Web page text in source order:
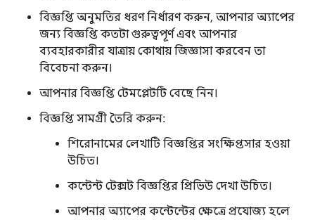
বিজ্ঞপ্তি অনুমতির ধরণ নির্ধারণ করুন, আপনার অ্যাপের
জন্য বিজ্ঞপ্তি কতটা গুরুত্বপূর্ণ এবং আপনার
ব্যবহারকারীর যাত্রায় কোথায় জিজ্ঞাসা করবেন তা
বিবেচনা করুন।
আপনার বিজ্ঞপ্তি টেমপ্লেটটি বেছে নিন।
বিজ্ঞপ্তি সামগ্রী তৈরি করুন:
শিরোনামের লেখাটি বিজ্ঞপ্তির সংক্ষিপ্তসার হওয়া
উচিত।
কন্টেন্ট টেক্সট বিজ্ঞপ্তির প্রিভিউ দেখা উচিত।
আপনার অ্যাপের কন্টেন্টের ক্ষেত্রে প্রযোজ্য হলে